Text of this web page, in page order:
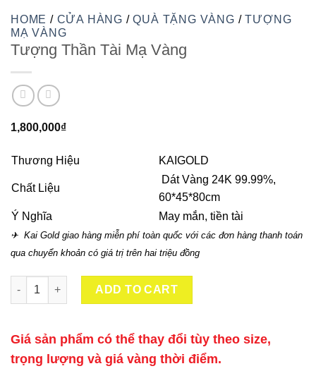
HOME / CỬA HÀNG / QUÀ TẶNG VÀNG / TƯỢNG
MẠ VÀNG
Tượng Thần Tài Mạ Vàng
1,800,000₫
Thương Hiệu KAIGOLD
Chất Liệu
Dát Vàng 24K 99.99%,
60*45*80cm
Ý Nghĩa
May mắn, tiền tài
✈ Kai Gold giao hàng miễn phí toàn quốc với các đơn hàng thanh toán
qua chuyển khoản có giá trị trên hai triệu đồng
Tượng Thần Tài Mạ Vàng quantity
ADD TO CART
Giá sản phẩm có thể thay đổi tùy theo size,
trọng lượng và giá vàng thời điểm.